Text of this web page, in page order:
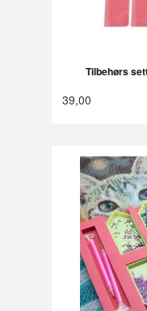
Tilbehørs
39,00